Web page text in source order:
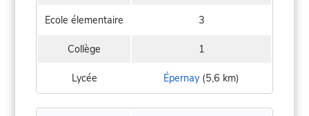
Ecole élementaire 3
Collège 1
Lycée Épernay (5,6 km)